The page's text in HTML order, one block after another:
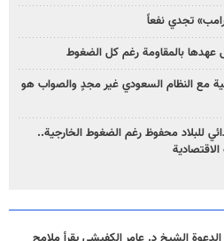
تجدي نفعاً
عهدها بالمقاومة رغم كل الضغوط
مع النظام السعودي غير مجدٍ والصواب هو
للبلاد محفوظ رغم الضغوط الخارجية..